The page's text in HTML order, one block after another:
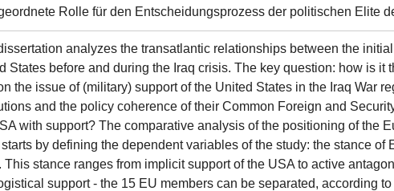
Rolle für den Entscheidungsprozess der politischen Elite
analyzes the transatlantic relationships between the
States before and during the Iraq crisis. The key question: how is it
the issue of (military) support of the United States in the Iraq War
and the policy coherence of their Common Foreign and
with support? The comparative analysis of the positioning of the
by defining the dependent variables of the study: the stance of
This stance ranges from implicit support of the USA to active
support - the 15 EU members can be separated, according